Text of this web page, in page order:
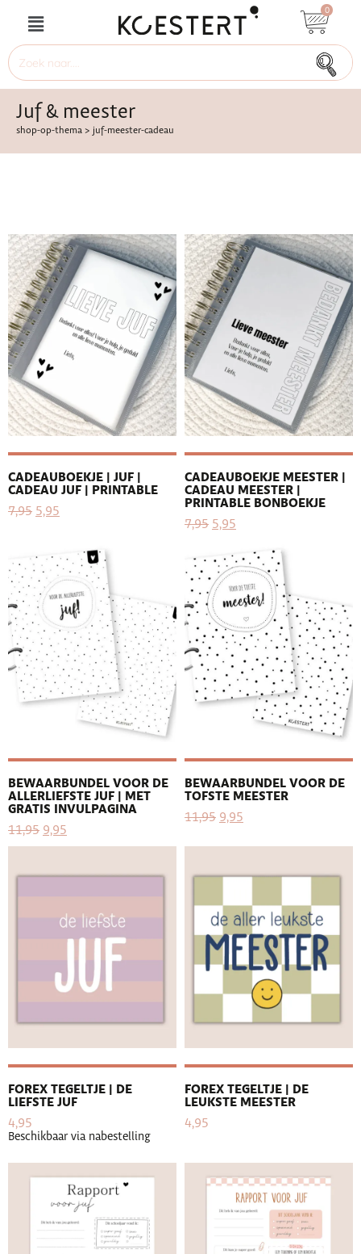
0
Juf & meester
shop-op-thema > juf-meester-cadeau
CADEAUBOEKJE | JUF |
CADEAU JUF | PRINTABLE
7,95 5,95
CADEAUBOEKJE MEESTER |
CADEAU MEESTER |
PRINTABLE BONBOEKJE
7,95 5,95
BEWAARBUNDEL VOOR DE
ALLERLIEFSTE JUF | MET
GRATIS INVULPAGINA
11,95 9,95
BEWAARBUNDEL VOOR DE
TOFSTE MEESTER
11,95 9,95
FOREX TEGELTJE | DE
LIEFSTE JUF
4,95
Beschikbaar via nabestelling
FOREX TEGELTJE | DE
LEUKSTE MEESTER
4,95